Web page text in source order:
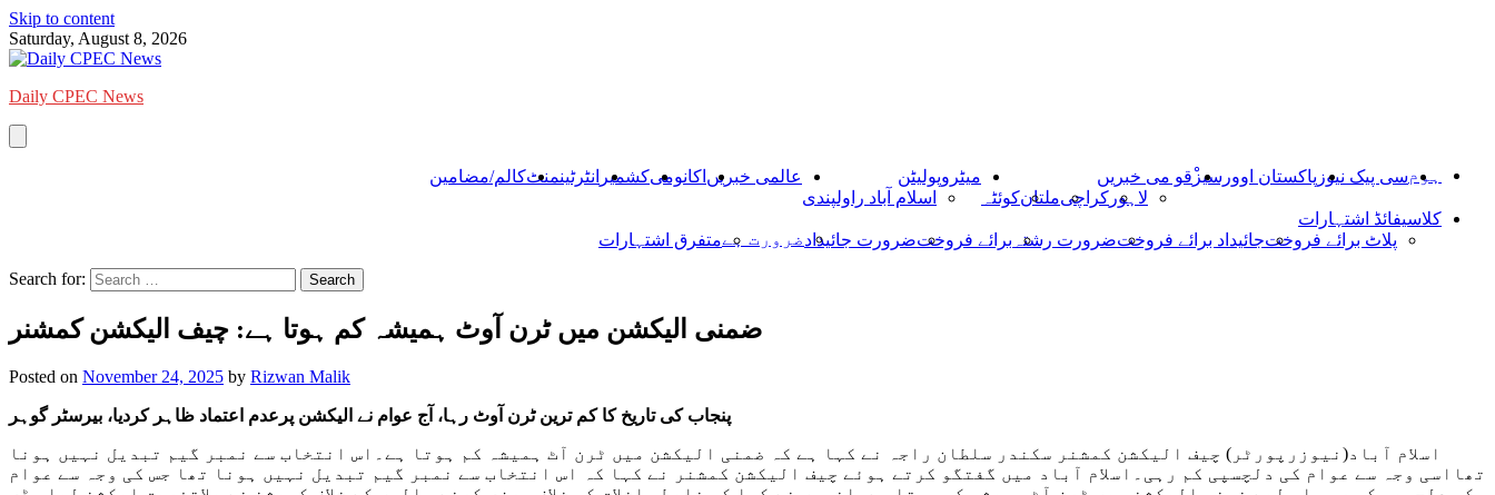
Skip to content
Saturday, August 8, 2026
Daily CPEC News
ہومسی پیک نیوز پاکستان اوورسیزْقو می خبریں
لاہور کراچیملتانکوئٹہ
میٹروپولیٹن
اسلام آباد راولپندی
عالمی خبریں اکانومیکشمیر انٹرٹینمنٹکالم/مضامین
کلاسیفائڈ اشتہارات
پلاٹ برائے فروختجائیداد برائے فروختضرورت رشتہ برائے فروختضرورت جائیدادضرورت ہےمتفرق اشتہارات
Search for:
ضمنی الیکشن میں ٹرن آوٹ ہمیشہ کم ہوتا ہے: چیف الیکشن کمشنر
Posted on November 24, 2025 by Rizwan Malik
پنجاب کی تاریخ کا کم ترین ٹرن آوٹ رہا، آج عوام نے الیکشن پرعدم اعتماد ظاہر کردیا، بیرسٹر گوہر
اسلام آباد(نیوزرپورٹر) چیف الیکشن کمشنر سکندر سلطان راجہ نے کہا ہے کہ ضمنی الیکشن میں ٹرن آٹ ہمیشہ کم ہوتا ہے۔اس انتخاب سے نمبر گیم تبدیل نہیں ہونا
تھااسی وجہ سے عوام کی دلچسپی کم رہی۔اسلام آباد میں گفتگو کرتے ہوئے چیف الیکشن کمشنر نے کہا کہ اس انتخاب سے نمبر گیم تبدیل نہیں ہونا تھا جس کی وجہ سے عوام